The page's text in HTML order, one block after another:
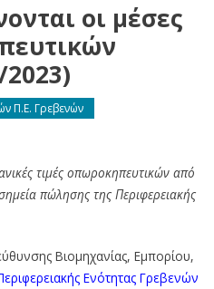
οι μέσες
Π.Ε. Γρεβενών
τιμές οπωροκηπευτικών από
πώλησης της Περιφερειακής
Βιομηχανίας, Εμπορίου,
Ενότητας Γρεβενών